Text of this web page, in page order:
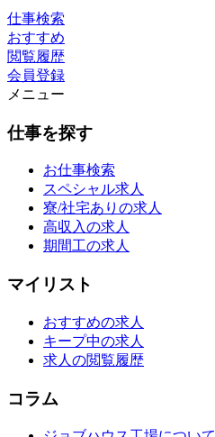
仕事検索
おすすめ
閲覧履歴
会員登録
メニュー
仕事を探す
お仕事検索
スペシャル求人
寮/社宅ありの求人
高収入の求人
期間工の求人
マイリスト
おすすめの求人
キープ中の求人
求人の閲覧履歴
コラム